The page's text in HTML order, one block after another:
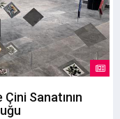
Sanatının